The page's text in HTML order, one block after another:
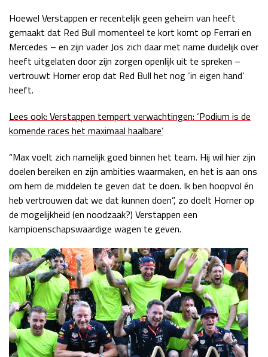
Hoewel Verstappen er recentelijk geen geheim van heeft
gemaakt dat Red Bull momenteel te kort komt op Ferrari en
Mercedes – en zijn vader Jos zich daar met name duidelijk over
heeft uitgelaten door zijn zorgen openlijk uit te spreken –
vertrouwt Horner erop dat Red Bull het nog ‘in eigen hand’
heeft.
Lees ook: Verstappen tempert verwachtingen: ‘Podium is de
komende races het maximaal haalbare’
“Max voelt zich namelijk goed binnen het team. Hij wil hier zijn
doelen bereiken en zijn ambities waarmaken, en het is aan ons
om hem de middelen te geven dat te doen. Ik ben hoopvol én
heb vertrouwen dat we dat kunnen doen”, zo doelt Horner op
de mogelijkheid (en noodzaak?) Verstappen een
kampioenschapswaardige wagen te geven.